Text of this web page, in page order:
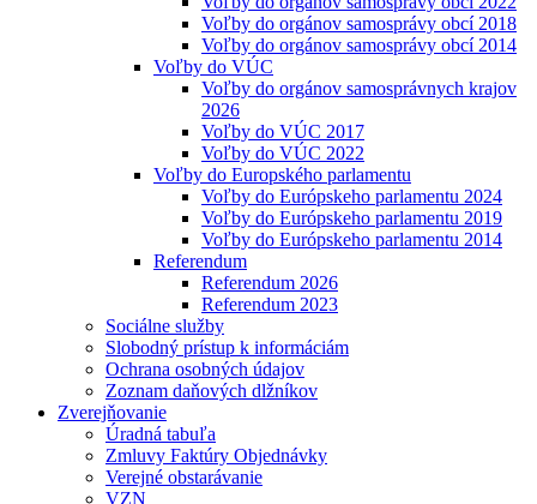
Voľby do orgánov samosprávy obcí 2018
Voľby do orgánov samosprávy obcí 2014
Voľby do VÚC
Voľby do orgánov samosprávnych krajov
2026
Voľby do VÚC 2017
Voľby do VÚC 2022
Voľby do Europského parlamentu
Voľby do Európskeho parlamentu 2024
Voľby do Európskeho parlamentu 2019
Voľby do Európskeho parlamentu 2014
Referendum
Referendum 2026
Referendum 2023
Sociálne služby
Slobodný prístup k informáciám
Ochrana osobných údajov
Zoznam daňových dlžníkov
Zverejňovanie
Úradná tabuľa
Zmluvy Faktúry Objednávky
Verejné obstarávanie
VZN